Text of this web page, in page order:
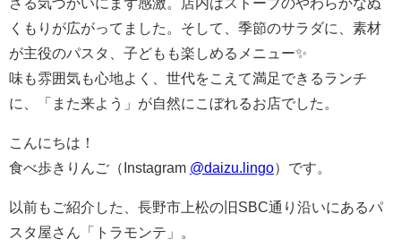
くもりが広がってました。そして、季節のサラダに、素材
が主役のパスタ、子どもも楽しめるメニュー✨
味も雰囲気も心地よく、世代をこえて満足できるランチ
に、「また来よう」が自然にこぼれるお店でした。
こんにちは！
食べ歩きりんご（Instagram @daizu.lingo）です。
以前もご紹介した、長野市上松の旧SBC通り沿いにあるパ
スタ屋さん「トラモンテ」。